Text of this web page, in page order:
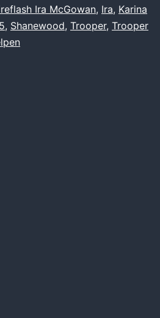
Ira McGowan, Ira, Karina
, Shanewood, Trooper, Trooper